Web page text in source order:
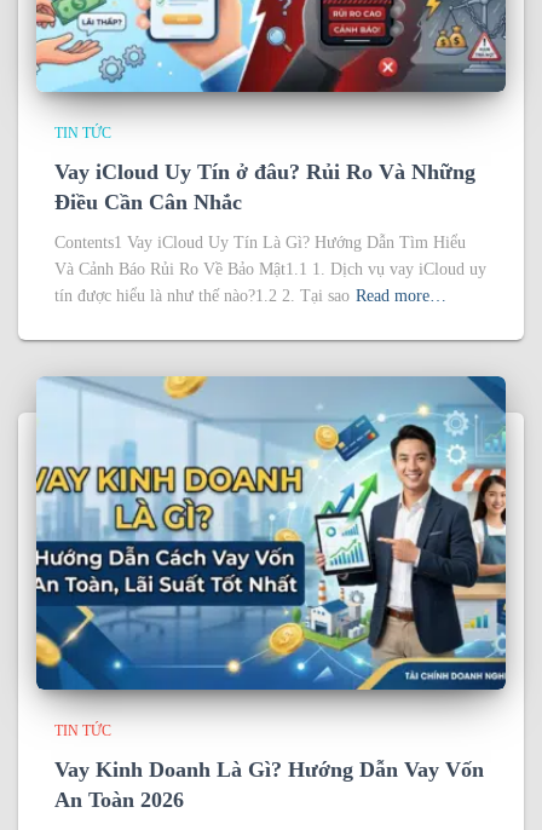
TIN TỨC
Vay iCloud Uy Tín ở đâu? Rủi Ro Và Những
Điều Cần Cân Nhắc
Contents1 Vay iCloud Uy Tín Là Gì? Hướng Dẫn Tìm Hiểu
Và Cảnh Báo Rủi Ro Về Bảo Mật1.1 1. Dịch vụ vay iCloud uy
tín được hiểu là như thế nào?1.2 2. Tại sao Read more…
TIN TỨC
Vay Kinh Doanh Là Gì? Hướng Dẫn Vay Vốn
An Toàn 2026